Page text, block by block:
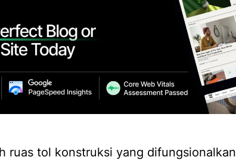
ruas tol konstruksi yang difungsionalkan